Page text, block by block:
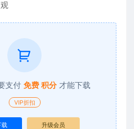
支付 免费 积分 才能下载
VIP折扣
载 升级会员